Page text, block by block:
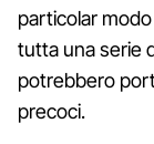
particolar
tutta una serie
potrebbero
precoci.